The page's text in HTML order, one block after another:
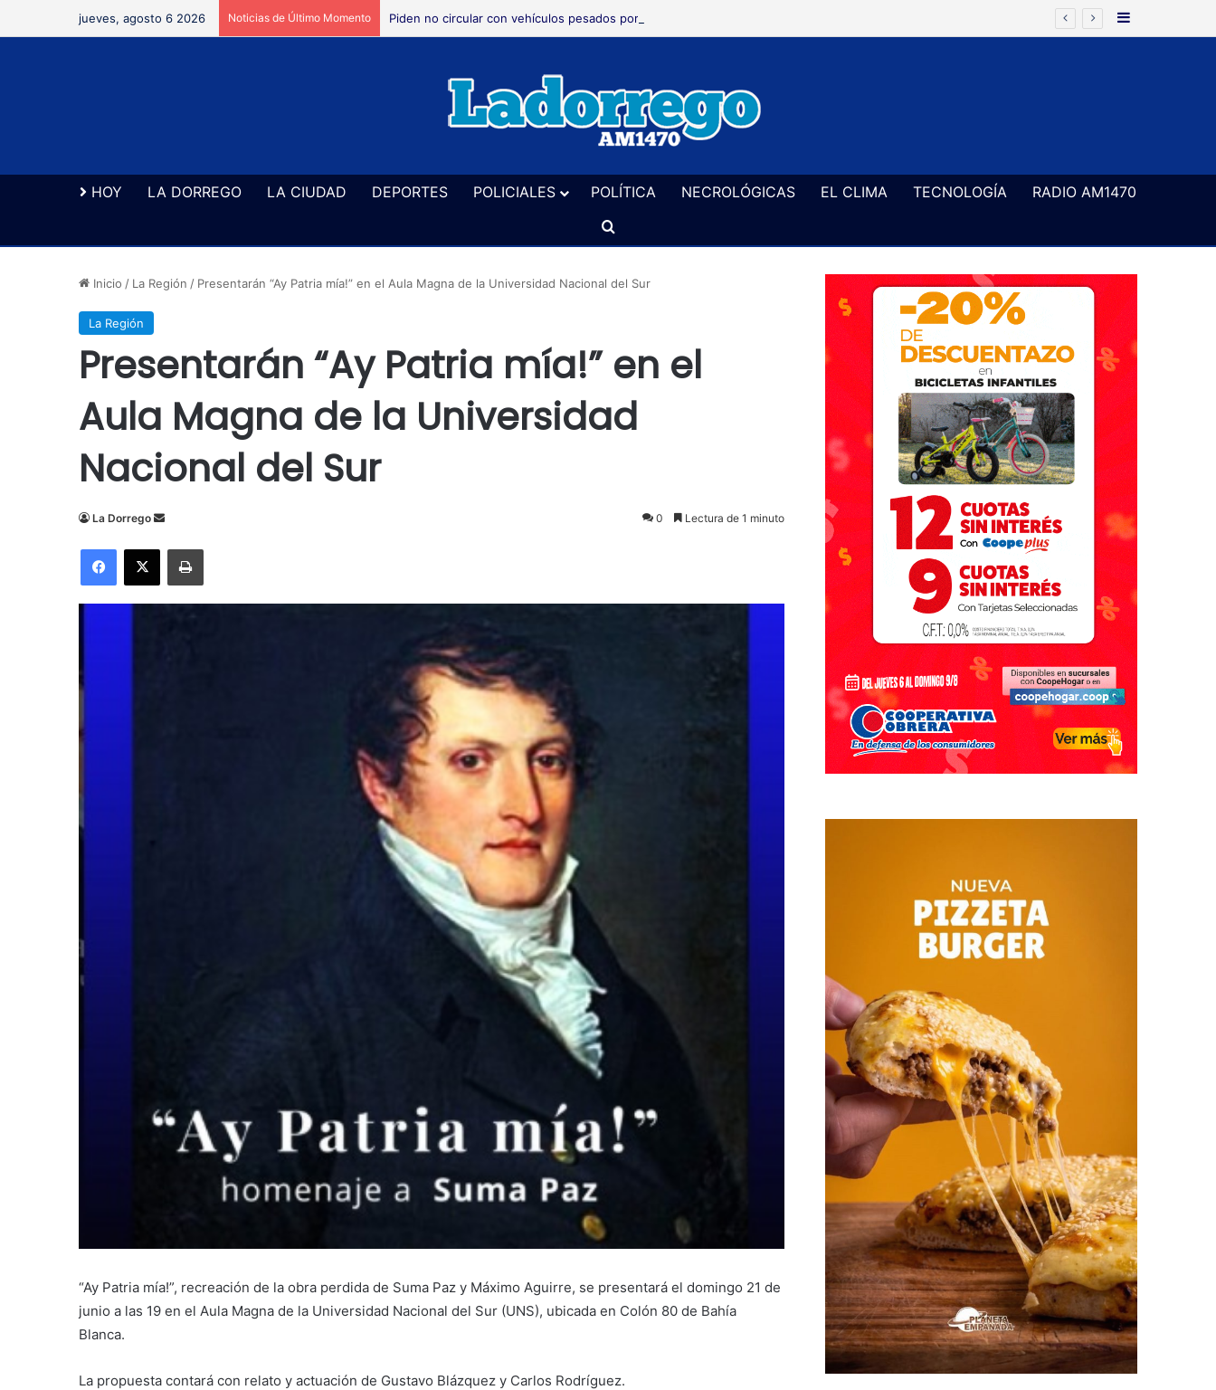
jueves, agosto 6 2026 Noticias de Último Momento Piden no circular con vehículos pesados por caminos rurales durante 48 a 72 horas Barra Lateral
HOY LA DORREGO LA CIUDAD DEPORTES POLICIALES POLÍTICA NECROLÓGICAS EL CLIMA TECNOLOGÍA
RADIO AM1470
Buscar
Inicio / La Región / Presentarán “Ay Patria mía!” en el Aula Magna de la Universidad Nacional del Sur
La Región
Presentarán “Ay Patria mía!” en el
Aula Magna de la Universidad
Nacional del Sur
La Dorrego
Send
email
0 Lectura de 1 minuto
Facebook
X Imprimir
“Ay Patria mía!”, recreación de la obra perdida de Suma Paz y Máximo Aguirre, se presentará el domingo 21 de
junio a las 19 en el Aula Magna de la Universidad Nacional del Sur (UNS), ubicada en Colón 80 de Bahía
Blanca.
La propuesta contará con relato y actuación de Gustavo Blázquez y Carlos Rodríguez.